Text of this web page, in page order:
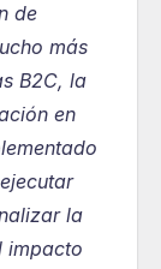
de
más
B2C, la
en
la
impacto